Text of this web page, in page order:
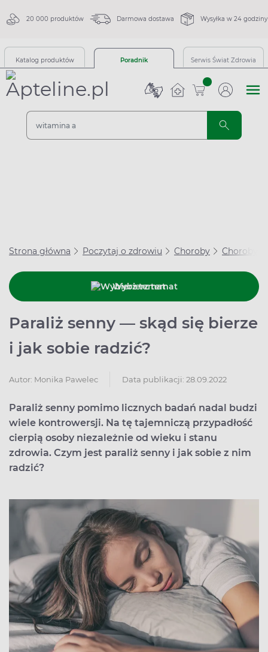
20 000 produktów Darmowa dostawa Wysyłka w 24 godziny
Katalog produktów Poradnik Serwis Świat Zdrowia
sztuk
Strona główna Poczytaj o zdrowiu Choroby Choroby i
Wybierz temat
Paraliż senny — skąd się bierze
i jak sobie radzić?
Autor: Monika Pawelec Data publikacji: 28.09.2022
Paraliż senny pomimo licznych badań nadal budzi
wiele kontrowersji. Na tę tajemniczą przypadłość
cierpią osoby niezależnie od wieku i stanu
zdrowia. Czym jest paraliż senny i jak sobie z nim
radzić?